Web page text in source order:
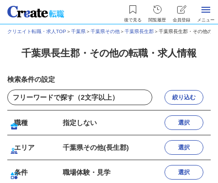
後で見る 閲覧履歴 会員登録 メニュー
クリエイト転職・求人TOP ＞千葉県＞千葉県その他＞千葉県長生郡＞千葉県長生郡・その他の
千葉県長生郡・その他の転職・求人情報
検索条件の設定
絞り込む
職種 指定しない 選択
エリア 千葉県その他(長生郡) 選択
条件 職場体験・見学 選択